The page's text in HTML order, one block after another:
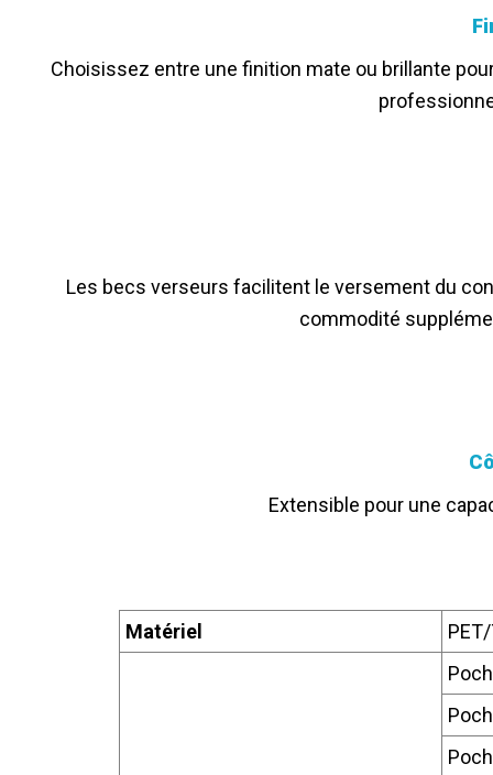
Choisissez entre une finition mate ou brillante
Les becs verseurs facilitent le versement du
commodité
Extensible pour une
Matériel